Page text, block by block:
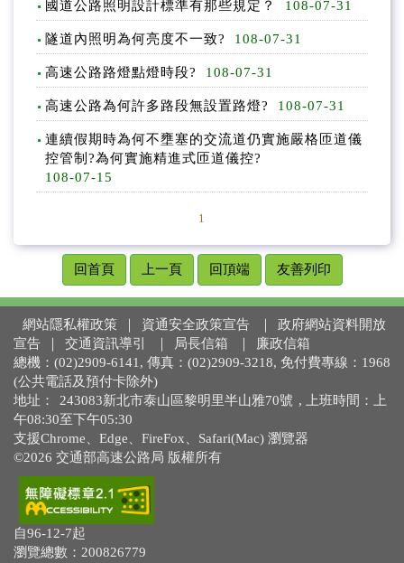
國道公路照明設計標準有那些規定？ 108-07-31
隧道內照明為何亮度不一致? 108-07-31
高速公路路燈點燈時段? 108-07-31
高速公路為何許多路段無設置路燈? 108-07-31
連續假期時為何不壅塞的交流道仍實施嚴格匝道儀
控管制?為何實施精進式匝道儀控?
108-07-15
1
回首頁 上一頁 回頂端 友善列印
網站隱私權政策 資通安全政策宣告
政府網站資料開放
宣告
交通資訊導引 局長信箱
廉政信箱
總機：(02)2909-6141, 傳真：(02)2909-3218, 免付費專線：1968
(公共電話及預付卡除外)
地址：
243083新北市泰山區黎明里半山雅70號 , 上班時間：上
午08:30至下午05:30
支援Chrome、Edge、FireFox、Safari(Mac) 瀏覽器
©2026 交通部高速公路局 版權所有
自96-12-7起
瀏覽總數：200826779